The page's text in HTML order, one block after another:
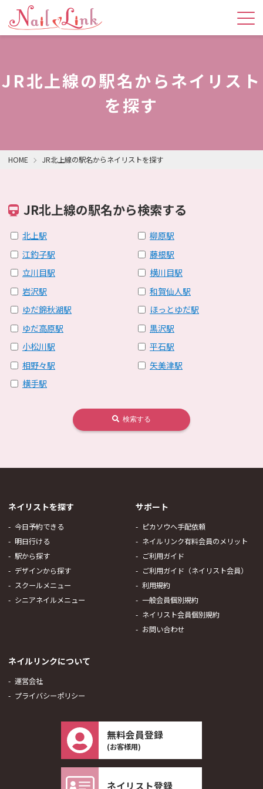
JR北上線の駅名からネイリスト
を探す
HOME JR北上線の駅名からネイリストを探す
JR北上線の駅名から検索する
北上駅
柳原駅
江釣子駅
藤根駅
立川目駅
横川目駅
岩沢駅
和賀仙人駅
ゆだ錦秋湖駅
ほっとゆだ駅
ゆだ高原駅
黒沢駅
小松川駅
平石駅
相野々駅
矢美津駅
横手駅
検索する
ネイリストを探す
今日予約できる
明日行ける
駅から探す
デザインから探す
スクールメニュー
シニアネイルメニュー
サポート
ピカソウへ手配依頼
ネイルリンク有料会員のメリット
ご利用ガイド
ご利用ガイド（ネイリスト会員）
利用規約
一般会員個別規約
ネイリスト会員個別規約
お問い合わせ
ネイルリンクについて
運営会社
プライバシーポリシー
無料会員登録
(お客様用)
ネイリスト登録